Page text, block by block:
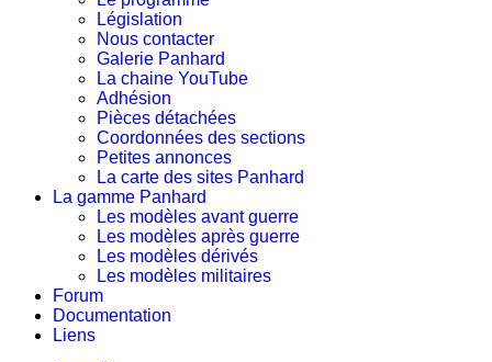
Législation
Nous contacter
Galerie Panhard
La chaine YouTube
Adhésion
Pièces détachées
Coordonnées des sections
Petites annonces
La carte des sites Panhard
La gamme Panhard
Les modèles avant guerre
Les modèles après guerre
Les modèles dérivés
Les modèles militaires
Forum
Documentation
Liens